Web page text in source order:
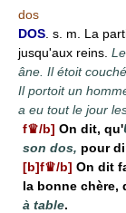
dos
DOS . s. m. La
jusqu'aux reins.
âne. Il étoit
Il portoit un
a eu tout le jour
f♛/b] On dit, qu'
son dos, pour
[b]f♛/b] On dit
la bonne chère,
à table.